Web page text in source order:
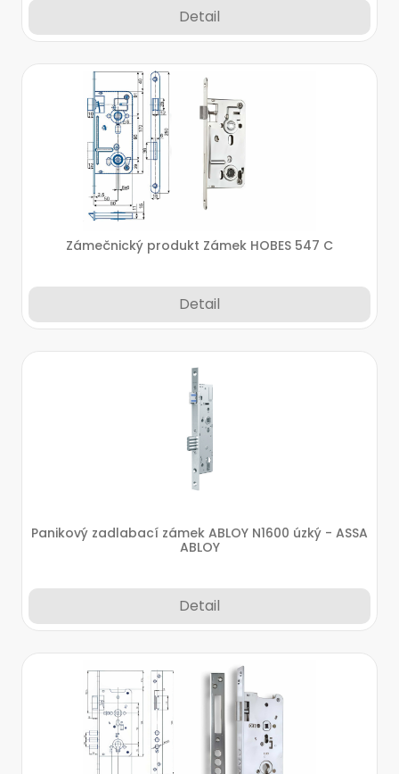
Detail
Zámečnický produkt Zámek HOBES 547 C
Detail
Panikový zadlabací zámek ABLOY N1600 úzký - ASSA
ABLOY
Detail